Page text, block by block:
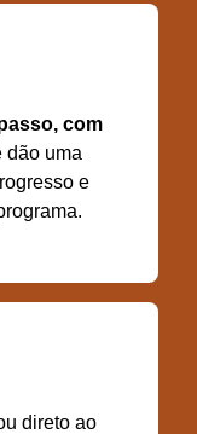
com
uma
e
direto ao